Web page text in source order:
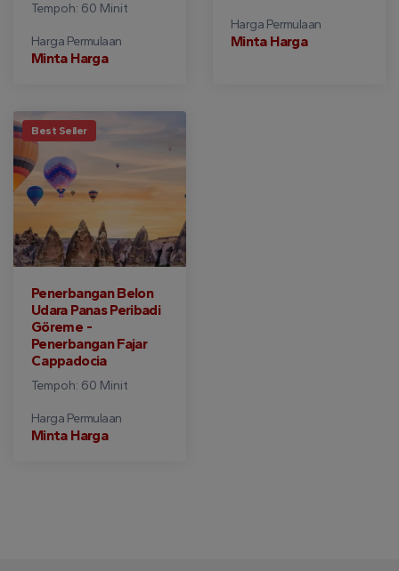
Tempoh: 60 Minit
Harga Permulaan
Minta Harga
Harga Permulaan
Minta Harga
Best Seller
Penerbangan Belon
Udara Panas Peribadi
Göreme -
Penerbangan Fajar
Cappadocia
Tempoh: 60 Minit
Harga Permulaan
Minta Harga